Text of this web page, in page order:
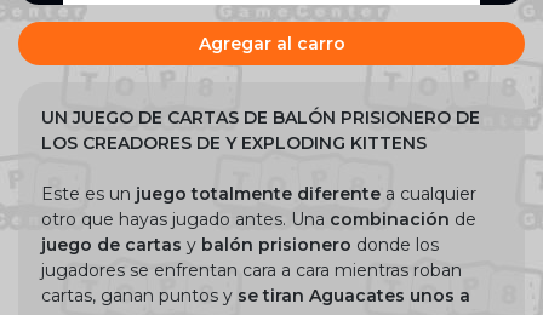
Agregar al carro
UN JUEGO DE CARTAS DE BALÓN PRISIONERO DE
LOS CREADORES DE Y EXPLODING KITTENS
Este es un juego totalmente diferente a cualquier
otro que hayas jugado antes. Una combinación de
juego de cartas y balón prisionero donde los
jugadores se enfrentan cara a cara mientras roban
cartas, ganan puntos y se tiran Aguacates unos a